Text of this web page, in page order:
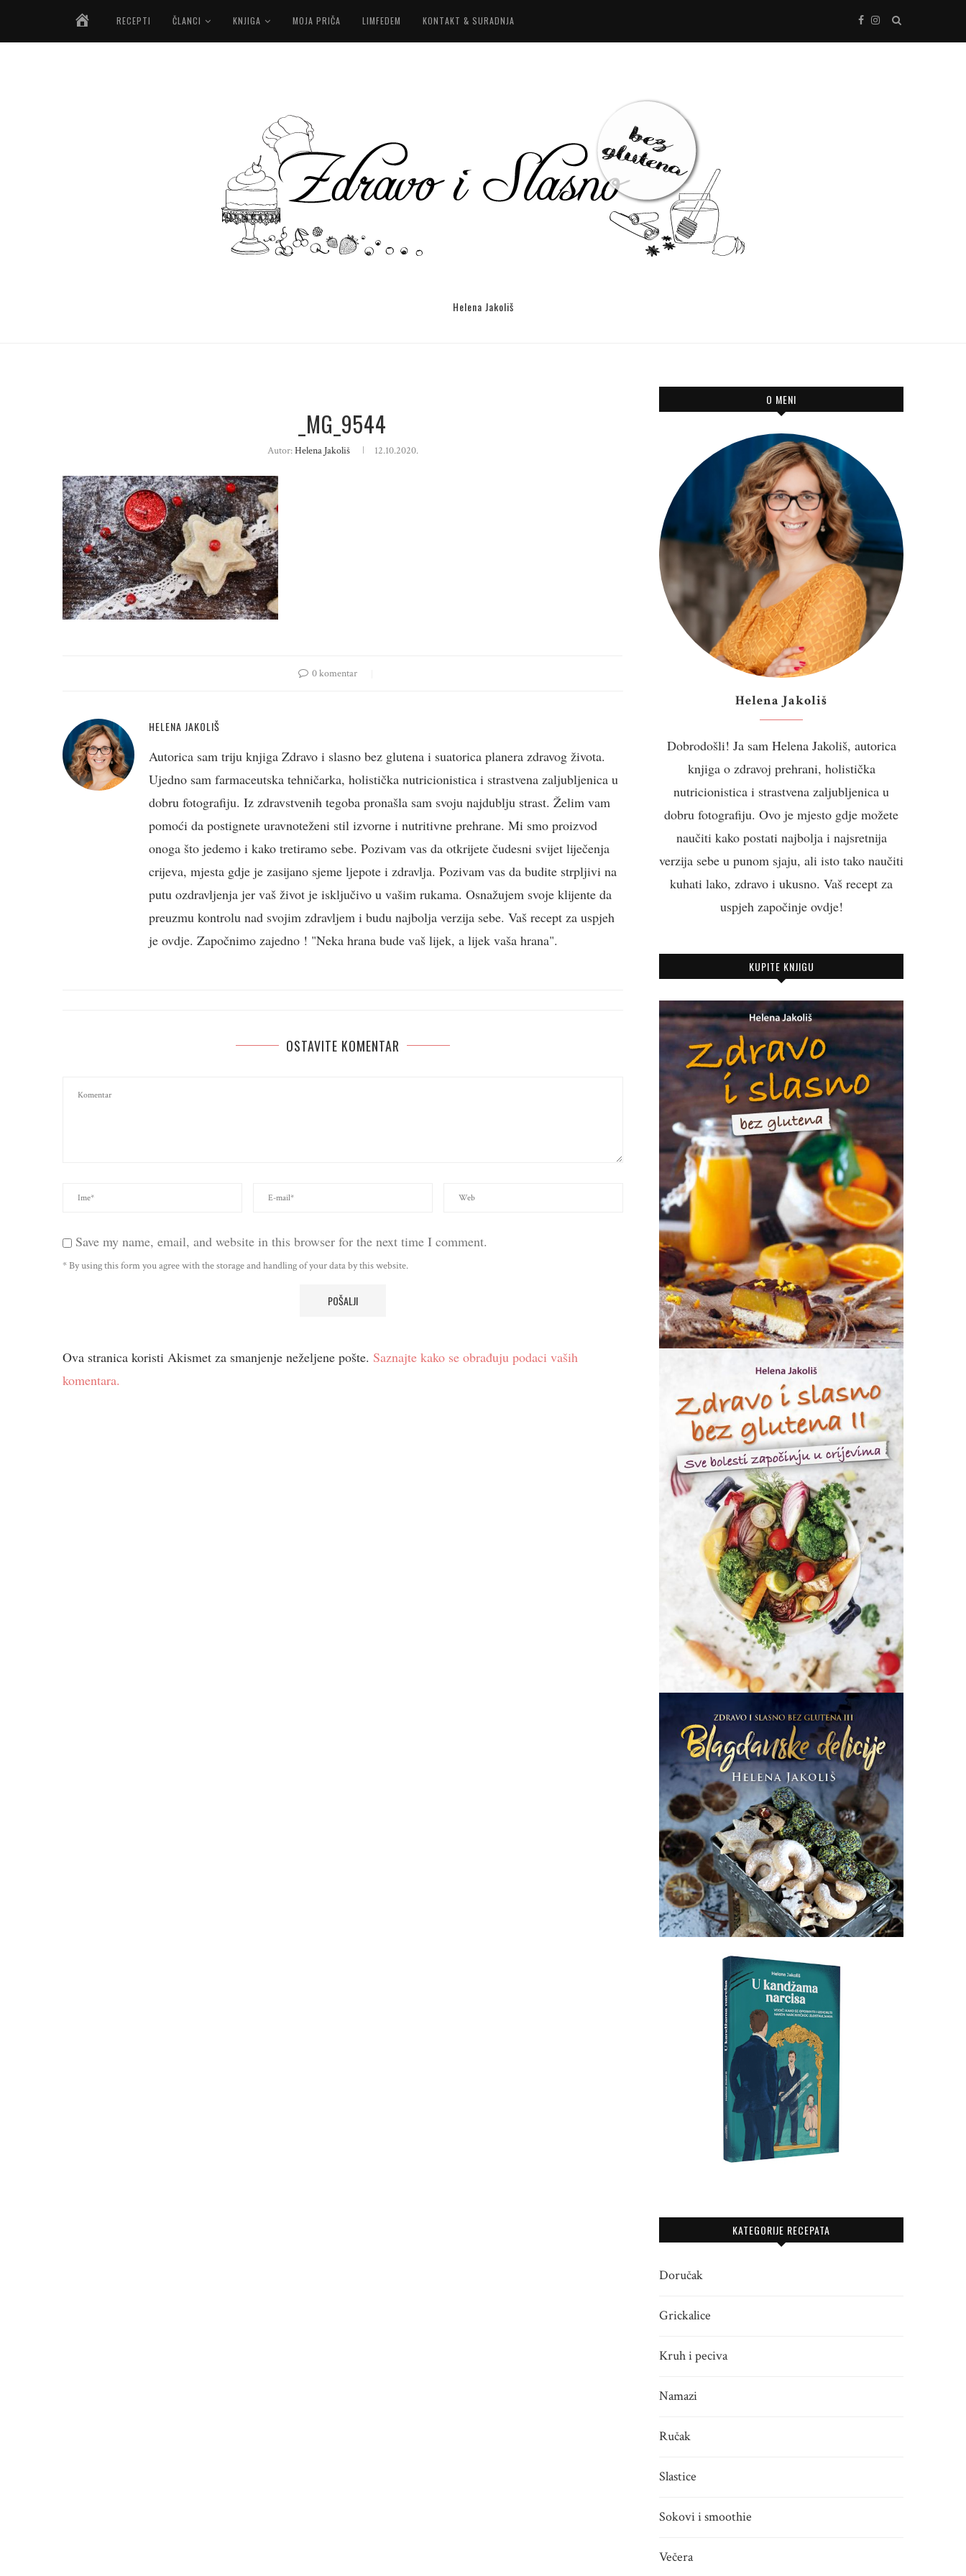
NASLOVNICA
RECEPTI ČLANCI KNJIGA MOJA PRIČA LIMFEDEM KONTAKT & SURADNJA
Helena Jakoliš
_MG_9544
Autor:Helena Jakoliš 12.10.2020.
0 komentar
HELENA JAKOLIŠ
Autorica sam triju knjiga Zdravo i slasno bez glutena i suatorica planera zdravog života.
Ujedno sam farmaceutska tehničarka, holistička nutricionistica i strastvena zaljubljenica u
dobru fotografiju. Iz zdravstvenih tegoba pronašla sam svoju najdublju strast. Želim vam
pomoći da postignete uravnoteženi stil izvorne i nutritivne prehrane. Mi smo proizvod
onoga što jedemo i kako tretiramo sebe. Pozivam vas da otkrijete čudesni svijet liječenja
crijeva, mjesta gdje je zasijano sjeme ljepote i zdravlja. Pozivam vas da budite strpljivi na
putu ozdravljenja jer vaš život je isključivo u vašim rukama. Osnažujem svoje klijente da
preuzmu kontrolu nad svojim zdravljem i budu najbolja verzija sebe. Vaš recept za uspjeh
je ovdje. Započnimo zajedno ! "Neka hrana bude vaš lijek, a lijek vaša hrana".
OSTAVITE KOMENTAR
Save my name, email, and website in this browser for the next time I comment.
* By using this form you agree with the storage and handling of your data by this website.
Ova stranica koristi Akismet za smanjenje neželjene pošte. Saznajte kako se obrađuju podaci vaših
komentara.
O MENI
Helena Jakoliš
Dobrodošli! Ja sam Helena Jakoliš, autorica
knjiga o zdravoj prehrani, holistička
nutricionistica i strastvena zaljubljenica u
dobru fotografiju. Ovo je mjesto gdje možete
naučiti kako postati najbolja i najsretnija
verzija sebe u punom sjaju, ali isto tako naučiti
kuhati lako, zdravo i ukusno. Vaš recept za
uspjeh započinje ovdje!
KUPITE KNJIGU
KATEGORIJE RECEPATA
Doručak
Grickalice
Kruh i peciva
Namazi
Ručak
Slastice
Sokovi i smoothie
Večera